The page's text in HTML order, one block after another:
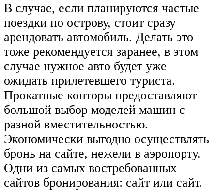
В случае, если планируются частые
поездки по острову, стоит сразу
арендовать автомобиль. Делать это
тоже рекомендуется заранее, в этом
случае нужное авто будет уже
ожидать прилетевшего туриста.
Прокатные конторы предоставляют
большой выбор моделей машин с
разной вместительностью.
Экономически выгодно осуществлять
бронь на сайте, нежели в аэропорту.
Одни из самых востребованных
сайтов бронирования: сайт или сайт.